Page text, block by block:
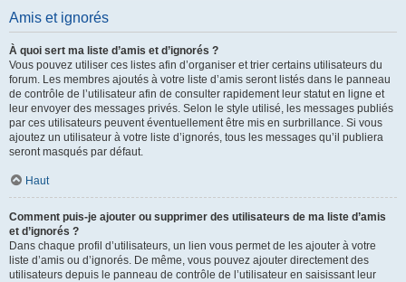
Amis et ignorés
À quoi sert ma liste d’amis et d’ignorés ?
Vous pouvez utiliser ces listes afin d’organiser et trier certains utilisateurs du
forum. Les membres ajoutés à votre liste d’amis seront listés dans le panneau
de contrôle de l’utilisateur afin de consulter rapidement leur statut en ligne et
leur envoyer des messages privés. Selon le style utilisé, les messages publiés
par ces utilisateurs peuvent éventuellement être mis en surbrillance. Si vous
ajoutez un utilisateur à votre liste d’ignorés, tous les messages qu’il publiera
seront masqués par défaut.
Haut
Comment puis-je ajouter ou supprimer des utilisateurs de ma liste d’amis
et d’ignorés ?
Dans chaque profil d’utilisateurs, un lien vous permet de les ajouter à votre
liste d’amis ou d’ignorés. De même, vous pouvez ajouter directement des
utilisateurs depuis le panneau de contrôle de l’utilisateur en saisissant leur